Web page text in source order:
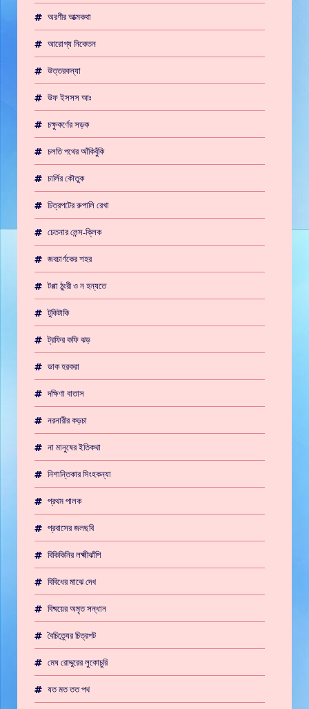
অরণীর আত্মকথা
আরোগ্য নিকেতন
উত্তরকন্যা
উফ ইসসস আঃ
চক্ষুকর্ণের সড়ক
চলতি পথের আঁকিবুঁকি
চার্লির কৌতুক
চিত্রপটের রুপালি রেখা
চেতনার লেন্স-ক্লিক
জবচার্ণকের শহর
টপ্পা ঠুংরী ও ন হন্যতে
টুকিটাকি
ট্রফির কফি ঝড়
ডাক হরকরা
দক্ষিণা বাতাস
নরনারীর কড়চা
না মানুষের ইতিকথা
নিশান্তিকার সিংহকন্যা
প্রথম পালক
প্রবাসের জলছবি
বিকিকিনির লক্ষ্মীঝাঁপি
বিবিধের মাঝে দেখ
বিষ্ময়ের অমৃত সন্ধান
বৈচিত্র্যের চিত্রপট
মেঘ রোদ্দুরের লুকোচুরি
যত মত তত পথ